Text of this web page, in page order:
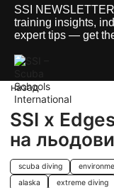
SSI
training insights,
expert tips — get
назад
SSI x
на
scuba diving
alaska
extreme diving